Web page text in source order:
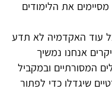
מסיימים את הלימודים
עוד האקדמיה לא תדע
אנחנו נמשיך
המסורתיים ובמקביל
שיגדלו כדי לפתור